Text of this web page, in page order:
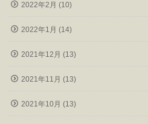
2022年2月 (10)
2022年1月 (14)
2021年12月 (13)
2021年11月 (13)
2021年10月 (13)